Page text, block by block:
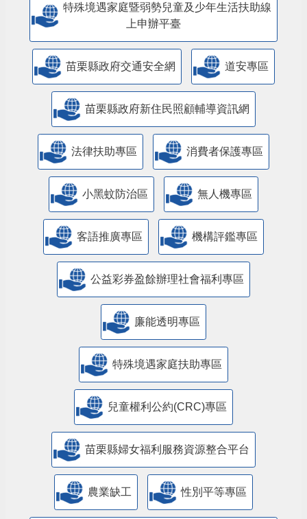
特殊境遇家庭暨弱勢兒童及少年生活扶助線
上申辦平臺
苗栗縣政府交通安全網 道安專區
苗栗縣政府新住民照顧輔導資訊網
法律扶助專區 消費者保護專區
小黑蚊防治區 無人機專區
客語推廣專區 機構評鑑專區
公益彩券盈餘辦理社會福利專區
廉能透明專區
特殊境遇家庭扶助專區
兒童權利公約(CRC)專區
苗栗縣婦女福利服務資源整合平台
農業缺工 性別平等專區